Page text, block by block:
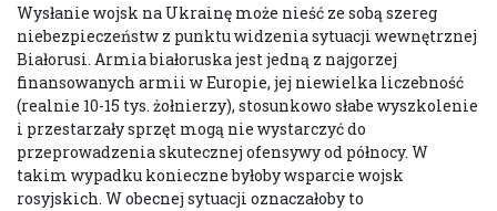
Wysłanie wojsk na Ukrainę może nieść ze sobą szereg
niebezpieczeństw z punktu widzenia sytuacji wewnętrznej
Białorusi. Armia białoruska jest jedną z najgorzej
finansowanych armii w Europie, jej niewielka liczebność
(realnie 10-15 tys. żołnierzy), stosunkowo słabe wyszkolenie
i przestarzały sprzęt mogą nie wystarczyć do
przeprowadzenia skutecznej ofensywy od północy. W
takim wypadku konieczne byłoby wsparcie wojsk
rosyjskich. W obecnej sytuacji oznaczałoby to